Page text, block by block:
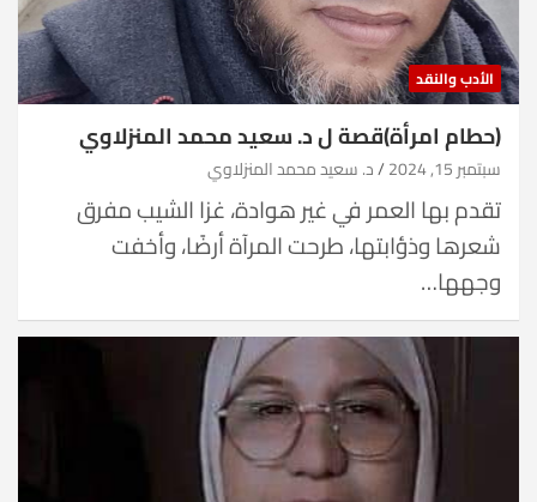
الأدب والنقد
(حطام امرأة)قصة ل د. سعيد محمد المنزلاوي
سبتمبر 15, 2024 د. سعيد محمد المنزلاوي
تقدم بها العمر في غير هوادة، غزا الشيب مفرق
شعرها وذؤابتها، طرحت المرآة أرضًا، وأخفت
وجهها…